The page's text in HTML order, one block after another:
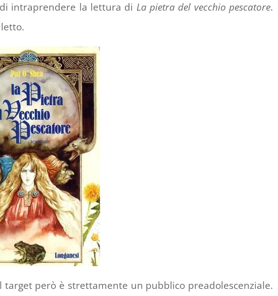
intraprendere la lettura di La pietra del vecchio pescatore.
però è strettamente un pubblico preadolescenziale.